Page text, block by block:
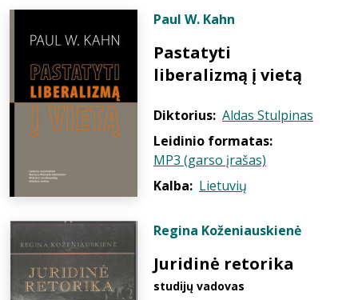
Paul W. Kahn
Pastatyti
liberalizmą į vietą
Diktorius: Aldas Stulpinas
Leidinio formatas:
MP3 (garso įrašas)
Kalba: Lietuvių
Regina Koženiauskienė
Juridinė retorika
studijų vadovas